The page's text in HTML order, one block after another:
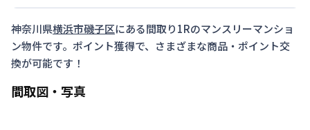
神奈川県横浜市磯子区にある間取り1Rのマンスリーマンショ
ン物件です。ポイント獲得で、さまざまな商品・ポイント交
換が可能です！
間取図・写真